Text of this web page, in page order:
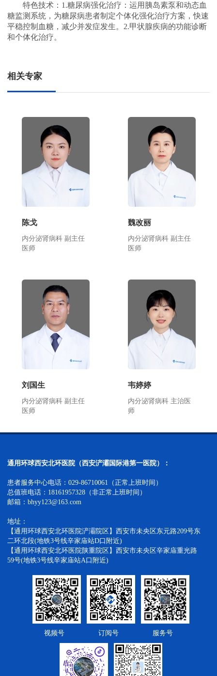
特色技术：1.糖尿病强化治疗：运用胰岛素泵和动态血
糖监测系统，为糖尿病患者制定个体化强化治疗方案，快速
平稳控制血糖，减少并发症发生。2.甲状腺疾病的功能诊断
和个体化治疗。
相关专家
陈戈
内分泌肾病科 副主任
医师
魏改丽
内分泌肾病科 副主任
医师
刘国生
内分泌肾病科 副主任
医师
韦婷婷
内分泌肾病科 主治医
师
通用环球西安北环医院（西安浐灞国际港第一医院）：
患者服务中心电话：029-86710061（正常上班时间）
总值班电话：18161957328（非正常上班时间）
邮箱：bhyy123@163.com
地址：
【通用环球西安北环医院浐灞院区】西安市未央区东元路209号东
二环北段(地铁3号线辛家庙站D口附近)
【通用环球西安北环医院陕重院区】西安市未央区辛家庙重光路
59号(地铁3号线辛家庙站A口附近)
视频号 订阅号 服务号